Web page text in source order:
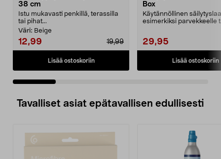
38 cm
Istu mukavasti penkillä, terassilla
tai pihat...
Väri: Beige
12,99 19,99
Lisää ostoskoriin
Box
Käytännöllinen
esimerkiksi parvekkeelle
29,95
Lisää ostoskoriin
Tavalliset asiat epätavallisen edullisesti